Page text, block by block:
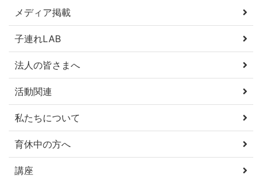
メディア掲載
子連れLAB
法人の皆さまへ
活動関連
私たちについて
育休中の方へ
講座